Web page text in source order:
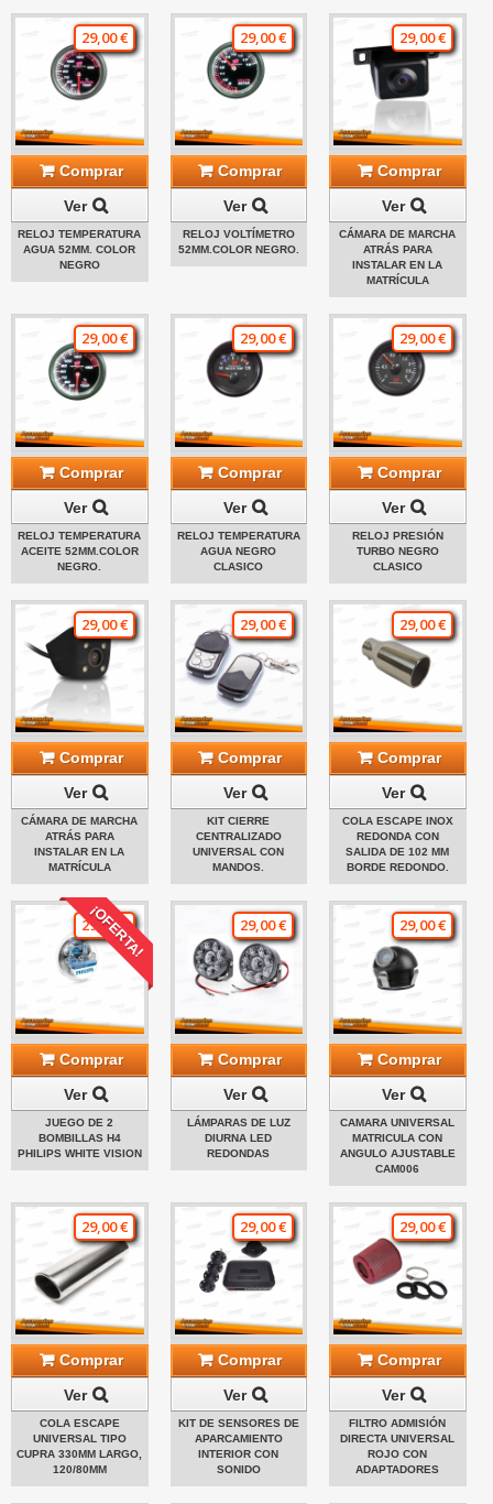
29,00 €
Comprar
Ver
RELOJ TEMPERATURA
AGUA 52MM. COLOR
NEGRO
29,00 €
Comprar
Ver
RELOJ VOLTÍMETRO
52MM.COLOR NEGRO.
29,00 €
Comprar
Ver
CÁMARA DE MARCHA
ATRÁS PARA
INSTALAR EN LA
MATRÍCULA
29,00 €
Comprar
Ver
RELOJ TEMPERATURA
ACEITE 52MM.COLOR
NEGRO.
29,00 €
Comprar
Ver
RELOJ TEMPERATURA
AGUA NEGRO
CLASICO
29,00 €
Comprar
Ver
RELOJ PRESIÓN
TURBO NEGRO
CLASICO
29,00 €
Comprar
Ver
CÁMARA DE MARCHA
ATRÁS PARA
INSTALAR EN LA
MATRÍCULA
29,00 €
Comprar
Ver
KIT CIERRE
CENTRALIZADO
UNIVERSAL CON
MANDOS.
29,00 €
Comprar
Ver
COLA ESCAPE INOX
REDONDA CON
SALIDA DE 102 MM
BORDE REDONDO.
¡OFERTA!
29,00 €
Comprar
Ver
JUEGO DE 2
BOMBILLAS H4
PHILIPS WHITE VISION
29,00 €
Comprar
Ver
LÁMPARAS DE LUZ
DIURNA LED
REDONDAS
29,00 €
Comprar
Ver
CAMARA UNIVERSAL
MATRICULA CON
ANGULO AJUSTABLE
CAM006
29,00 €
Comprar
Ver
COLA ESCAPE
UNIVERSAL TIPO
CUPRA 330MM LARGO,
120/80MM
29,00 €
Comprar
Ver
KIT DE SENSORES DE
APARCAMIENTO
INTERIOR CON
SONIDO
29,00 €
Comprar
Ver
FILTRO ADMISIÓN
DIRECTA UNIVERSAL
ROJO CON
ADAPTADORES